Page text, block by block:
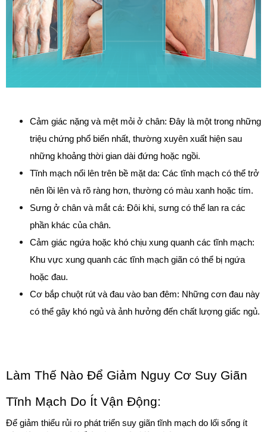
Cảm giác nặng và mệt mỏi ở chân: Đây là một trong những
triệu chứng phổ biến nhất, thường xuyên xuất hiện sau
những khoảng thời gian dài đứng hoặc ngồi.
Tĩnh mạch nổi lên trên bề mặt da: Các tĩnh mạch có thể trở
nên lồi lên và rõ ràng hơn, thường có màu xanh hoặc tím.
Sưng ở chân và mắt cá: Đôi khi, sưng có thể lan ra các
phần khác của chân.
Cảm giác ngứa hoặc khó chịu xung quanh các tĩnh mạch:
Khu vực xung quanh các tĩnh mạch giãn có thể bị ngứa
hoặc đau.
Cơ bắp chuột rút và đau vào ban đêm: Những cơn đau này
có thể gây khó ngủ và ảnh hưởng đến chất lượng giấc ngủ.
Làm Thế Nào Để Giảm Nguy Cơ Suy Giãn
Tĩnh Mạch Do Ít Vận Động:
Để giảm thiểu rủi ro phát triển suy giãn tĩnh mạch do lối sống ít